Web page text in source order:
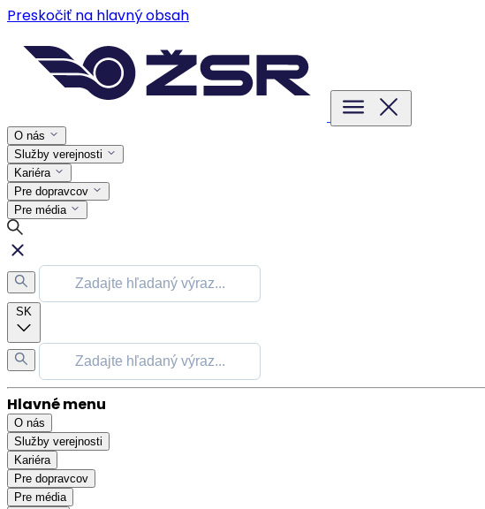
Preskočiť na hlavný obsah
O nás
Služby verejnosti
Kariéra
Pre dopravcov
Pre média
SK
Hlavné menu
O nás
Služby verejnosti
Kariéra
Pre dopravcov
Pre média